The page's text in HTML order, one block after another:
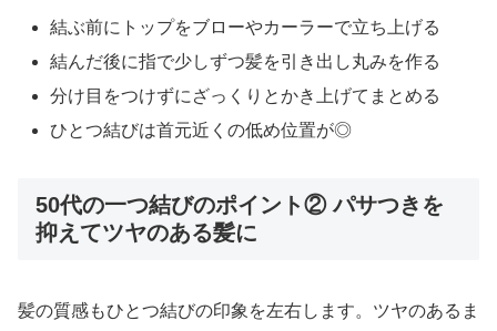
結ぶ前にトップをブローやカーラーで立ち上げる
結んだ後に指で少しずつ髪を引き出し丸みを作る
分け目をつけずにざっくりとかき上げてまとめる
ひとつ結びは首元近くの低め位置が◎
50代の一つ結びのポイント② パサつきを
抑えてツヤのある髪に
髪の質感もひとつ結びの印象を左右します。ツヤのあるま